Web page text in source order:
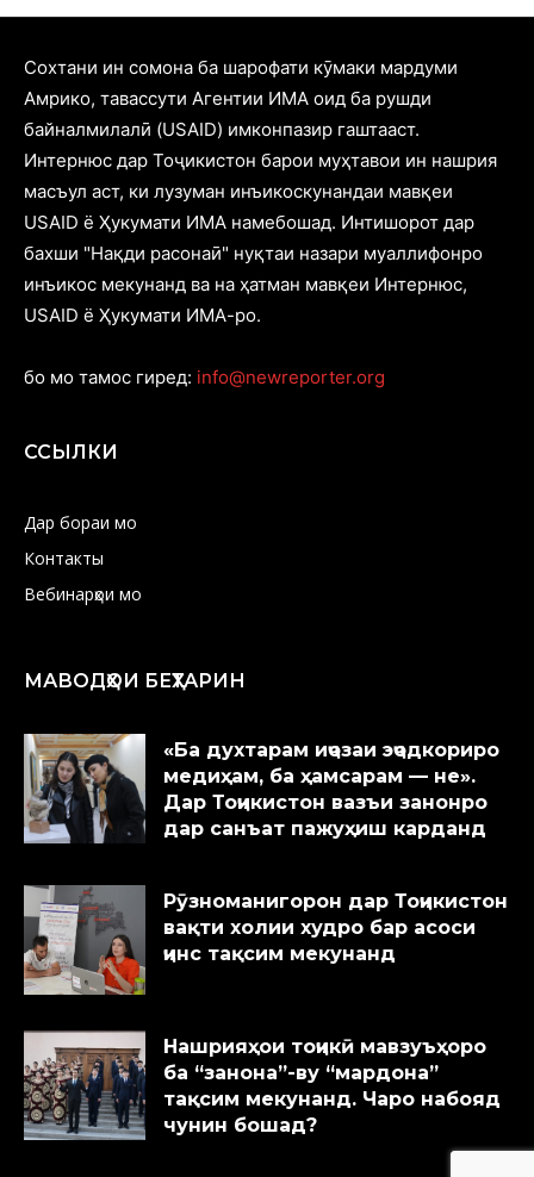
Cохтани ин сомона ба шарофати кӯмаки мардуми
Амрико, тавассути Агентии ИМА оид ба рушди
байналмилалӣ (USAID) имконпазир гаштааст.
Интернюс дар Тоҷикистон барои муҳтавои ин нашрия
масъул аст, ки лузуман инъикоскунандаи мавқеи
USAID ё Ҳукумати ИМА намебошад. Интишорот дар
бахши "Нақди расонаӣ" нуқтаи назари муаллифонро
инъикос мекунанд ва на ҳатман мавқеи Интернюс,
USAID ё Ҳукумати ИМА-ро.
бо мо тамос гиред: info@newreporter.org
ССЫЛКИ
Дар бораи мо
Контакты
Вебинарҳои мо
МАВОДҲОИ БЕҲТАРИН
«Ба духтарам иҷозаи эҷодкориро
медиҳам, ба ҳамсарам — не».
Дар Тоҷикистон вазъи занонро
дар санъат пажуҳиш карданд
Рӯзноманигорон дар Тоҷикистон
вақти холии худро бар асоси
ҷинс тақсим мекунанд
Нашрияҳои тоҷикӣ мавзуъҳоро
ба “занона”-ву “мардона”
тақсим мекунанд. Чаро набояд
чунин бошад?